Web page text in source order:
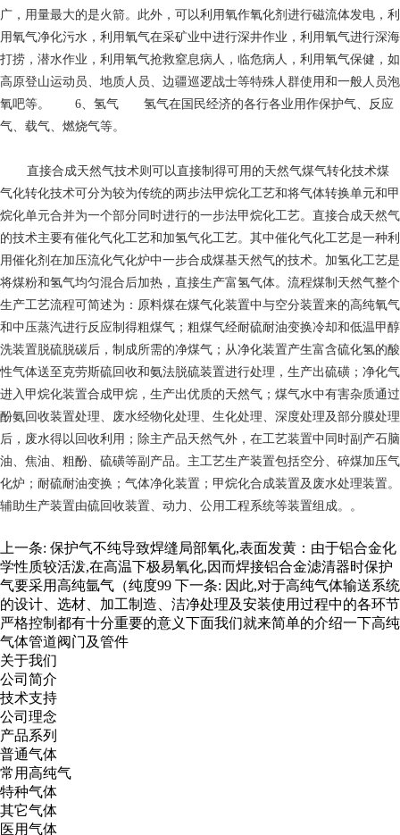
广，用量最大的是火箭。此外，可以利用氧作氧化剂进行磁流体发电，利
用氧气净化污水，利用氧气在采矿业中进行深井作业，利用氧气进行深海
打捞，潜水作业，利用氧气抢救窒息病人，临危病人，利用氧气保健，如
高原登山运动员、地质人员、边疆巡逻战士等特殊人群使用和一般人员泡
氧吧等。 6、氢气 氢气在国民经济的各行各业用作保护气、反应
气、载气、燃烧气等。
直接合成天然气技术则可以直接制得可用的天然气煤气转化技术煤
气化转化技术可分为较为传统的两步法甲烷化工艺和将气体转换单元和甲
烷化单元合并为一个部分同时进行的一步法甲烷化工艺。直接合成天然气
的技术主要有催化气化工艺和加氢气化工艺。其中催化气化工艺是一种利
用催化剂在加压流化气化炉中一步合成煤基天然气的技术。加氢化工艺是
将煤粉和氢气均匀混合后加热，直接生产富氢气体。流程煤制天然气整个
生产工艺流程可简述为：原料煤在煤气化装置中与空分装置来的高纯氧气
和中压蒸汽进行反应制得粗煤气；粗煤气经耐硫耐油变换冷却和低温甲醇
洗装置脱硫脱碳后，制成所需的净煤气；从净化装置产生富含硫化氢的酸
性气体送至克劳斯硫回收和氨法脱硫装置进行处理，生产出硫磺；净化气
进入甲烷化装置合成甲烷，生产出优质的天然气；煤气水中有害杂质通过
酚氨回收装置处理、废水经物化处理、生化处理、深度处理及部分膜处理
后，废水得以回收利用；除主产品天然气外，在工艺装置中同时副产石脑
油、焦油、粗酚、硫磺等副产品。主工艺生产装置包括空分、碎煤加压气
化炉；耐硫耐油变换；气体净化装置；甲烷化合成装置及废水处理装置。
辅助生产装置由硫回收装置、动力、公用工程系统等装置组成。。
上一条: 保护气不纯导致焊缝局部氧化,表面发黄：由于铝合金化
学性质较活泼,在高温下极易氧化,因而焊接铝合金滤清器时保护
气要采用高纯氩气（纯度99 下一条: 因此,对于高纯气体输送系统
的设计、选材、加工制造、洁净处理及安装使用过程中的各环节
严格控制都有十分重要的意义下面我们就来简单的介绍一下高纯
气体管道阀门及管件
关于我们
公司简介
技术支持
公司理念
产品系列
普通气体
常用高纯气
特种气体
其它气体
医用气体